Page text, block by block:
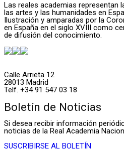
Las reales academias representan
las artes y las humanidades en
Ilustración y amparadas por la
en España en el siglo XVIII como
de difusión del conocimiento.
Calle Arrieta 12
28013 Madrid
Telf. +34 91 547 03 18
Boletín de Noticias
Si desea recibir información
noticias de la Real Academia
SUSCRIBIRSE AL BOLETÍN